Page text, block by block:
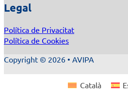
Legal
Política de Privacitat
Política de Cookies
Copyright © 2026 • AVIPA
Català